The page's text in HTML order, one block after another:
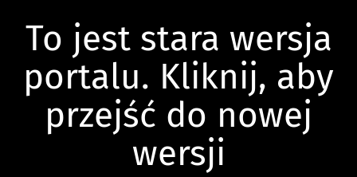
To jest stara wersja
portalu. Kliknij, aby
przejść do nowej
wersji